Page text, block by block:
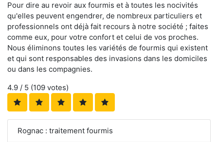
Pour dire au revoir aux fourmis et à toutes les nocivités
qu'elles peuvent engendrer, de nombreux particuliers et
professionnels ont déjà fait recours à notre société ; faites
comme eux, pour votre confort et celui de vos proches.
Nous éliminons toutes les variétés de fourmis qui existent
et qui sont responsables des invasions dans les domiciles
ou dans les compagnies.
4.9 / 5 (109 votes)
Rognac : traitement fourmis